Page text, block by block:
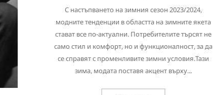
С настъпването на зимния сезон 2023/2024,
модните тенденции в областта на зимните якета
стават все по-актуални. Потребителите търсят не
само стил и комфорт, но и функционалност, за да
се справят с променливите зимни условия.Тази
зима, модата поставя акцент върху...